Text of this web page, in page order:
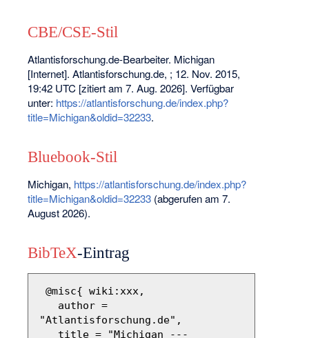
CBE/CSE-Stil
Atlantisforschung.de-Bearbeiter. Michigan
[Internet]. Atlantisforschung.de, ; 12. Nov. 2015,
19:42 UTC [zitiert am 7. Aug. 2026]. Verfügbar
unter: https://atlantisforschung.de/index.php?
title=Michigan&oldid=32233.
Bluebook-Stil
Michigan, https://atlantisforschung.de/index.php?
title=Michigan&oldid=32233 (abgerufen am 7.
August 2026).
BibTeX-Eintrag
"Atlantisforschung.de",